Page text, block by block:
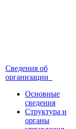
Сведения об
организации
Основные
сведения
Структура и
органы